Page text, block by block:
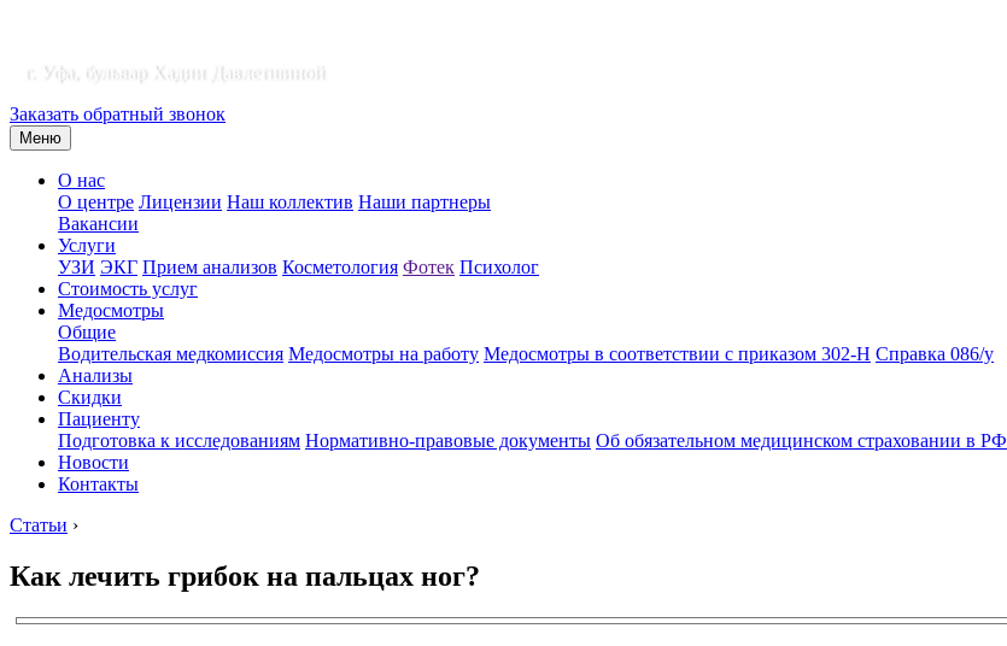
г. Уфа, бульвар Хадии Давлетшиной
Заказать обратный звонок
Меню
О нас
О центре Лицензии Наш коллектив Наши партнеры
Вакансии
Услуги
УЗИ ЭКГ Прием анализов Косметология Фотек Психолог
Стоимость услуг
Медосмотры
Общие
Водительская медкомиссия Медосмотры на работу Медосмотры в соответствии с приказом 302-Н Справка 086/у
Анализы
Скидки
Пациенту
Подготовка к исследованиям Нормативно-правовые документы Об обязательном медицинском страховании в РФ
Новости
Контакты
Статьи ›
Как лечить грибок на пальцах ног?